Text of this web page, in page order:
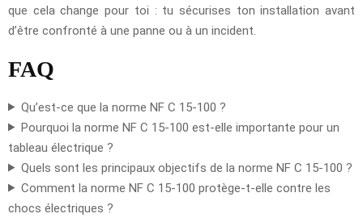
que cela change pour toi : tu sécurises ton installation avant
d’être confronté à une panne ou à un incident.
FAQ
Qu’est-ce que la norme NF C 15-100 ?
Pourquoi la norme NF C 15-100 est-elle importante pour un
tableau électrique ?
Quels sont les principaux objectifs de la norme NF C 15-100 ?
Comment la norme NF C 15-100 protège-t-elle contre les
chocs électriques ?